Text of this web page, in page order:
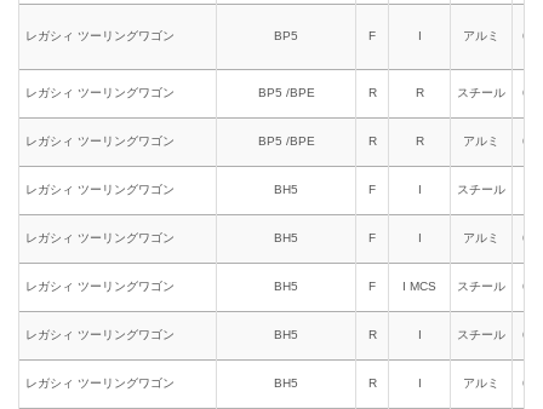
レガシィ ツーリングワゴン BP5 F I アルミ
レガシィ ツーリングワゴン BP5 /BPE R R スチール
レガシィ ツーリングワゴン BP5 /BPE R R アルミ
レガシィ ツーリングワゴン BH5 F I スチール
レガシィ ツーリングワゴン BH5 F I アルミ
レガシィ ツーリングワゴン BH5 F I MCS スチール
レガシィ ツーリングワゴン BH5 R I スチール
レガシィ ツーリングワゴン BH5 R I アルミ